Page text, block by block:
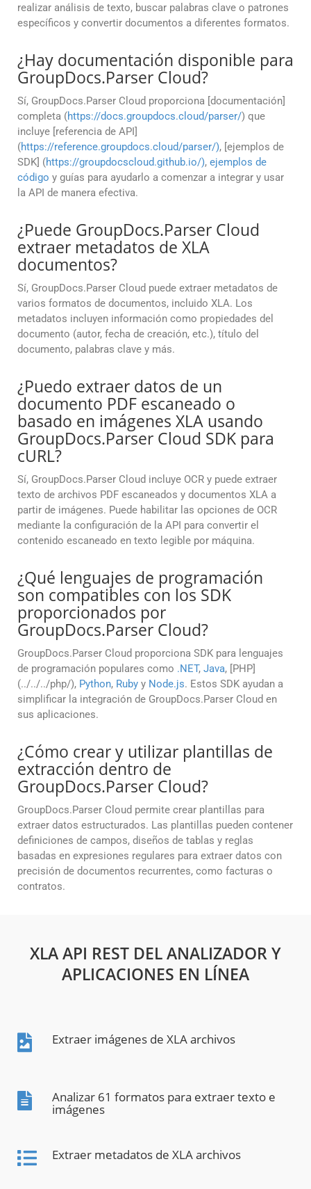
realizar análisis de texto, buscar palabras clave o patrones
específicos y convertir documentos a diferentes formatos.
¿Hay documentación disponible para
GroupDocs.Parser Cloud?
Sí, GroupDocs.Parser Cloud proporciona [documentación]
completa (https://docs.groupdocs.cloud/parser/) que
incluye [referencia de API]
(https://reference.groupdocs.cloud/parser/), [ejemplos de
SDK] (https://groupdocscloud.github.io/), ejemplos de
código y guías para ayudarlo a comenzar a integrar y usar
la API de manera efectiva.
¿Puede GroupDocs.Parser Cloud
extraer metadatos de XLA
documentos?
Sí, GroupDocs.Parser Cloud puede extraer metadatos de
varios formatos de documentos, incluido XLA. Los
metadatos incluyen información como propiedades del
documento (autor, fecha de creación, etc.), título del
documento, palabras clave y más.
¿Puedo extraer datos de un
documento PDF escaneado o
basado en imágenes XLA usando
GroupDocs.Parser Cloud SDK para
cURL?
Sí, GroupDocs.Parser Cloud incluye OCR y puede extraer
texto de archivos PDF escaneados y documentos XLA a
partir de imágenes. Puede habilitar las opciones de OCR
mediante la configuración de la API para convertir el
contenido escaneado en texto legible por máquina.
¿Qué lenguajes de programación
son compatibles con los SDK
proporcionados por
GroupDocs.Parser Cloud?
GroupDocs.Parser Cloud proporciona SDK para lenguajes
de programación populares como .NET, Java, [PHP]
(../../../php/), Python, Ruby y Node.js. Estos SDK ayudan a
simplificar la integración de GroupDocs.Parser Cloud en
sus aplicaciones.
¿Cómo crear y utilizar plantillas de
extracción dentro de
GroupDocs.Parser Cloud?
GroupDocs.Parser Cloud permite crear plantillas para
extraer datos estructurados. Las plantillas pueden contener
definiciones de campos, diseños de tablas y reglas
basadas en expresiones regulares para extraer datos con
precisión de documentos recurrentes, como facturas o
contratos.
XLA API REST DEL ANALIZADOR Y
APLICACIONES EN LÍNEA
Extraer imágenes de XLA archivos
Analizar 61 formatos para extraer texto e
imágenes
Extraer metadatos de XLA archivos